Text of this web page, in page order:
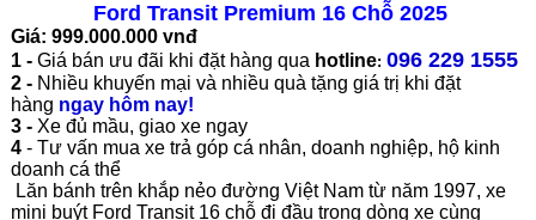
Ford Transit Premium 16 Chỗ 2025
Giá: 999.000.000 vnđ
1 - Giá bán ưu đãi khi đặt hàng qua hotline: 096 229 1555
2 - N hiều khuyến mại và nhiều quà tặng giá trị khi đặt
hàng ngay hôm nay!
3 - Xe đủ mầu, giao xe ngay
4 - Tư vấn mua xe trả góp cá nhân, doanh nghiệp, hộ kinh
doanh cá thể
Lăn bánh trên khắp nẻo đường Việt Nam từ năm 1997, xe
mini buýt Ford Transit 16 chỗ đi đầu trong dòng xe cùng